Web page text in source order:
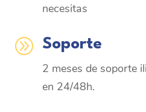
necesitas
A Soporte
2 meses de soporte
en 24/48h.